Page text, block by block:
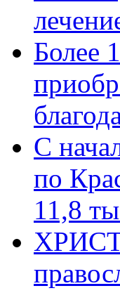
Более
С
по
11,8